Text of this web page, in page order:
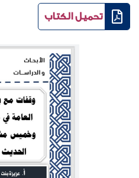
تحميل الكتاب